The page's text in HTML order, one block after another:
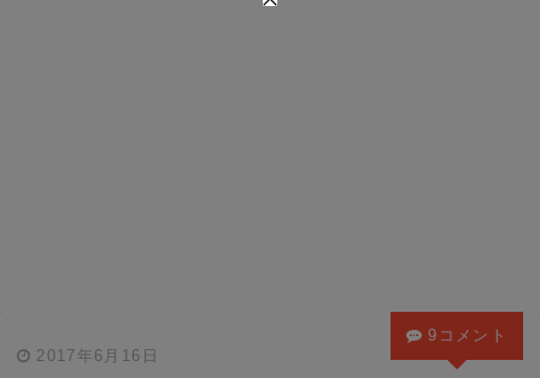
2017年6月16日
9コメント